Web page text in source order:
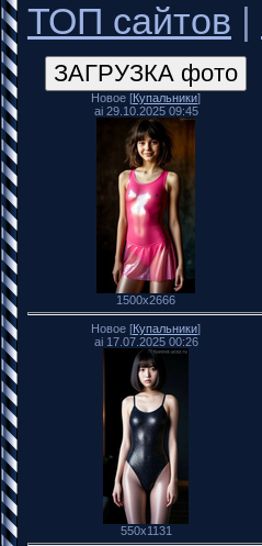
ТОП сайтов |
Новое [Купальники]
ai 29.10.2025 09:45
1500x2666
Новое [Купальники]
ai 17.07.2025 00:26
550x1131